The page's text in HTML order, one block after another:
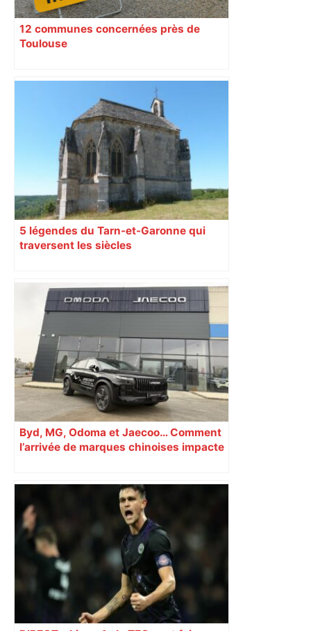
12 communes concernées près de
Toulouse
5 légendes du Tarn-et-Garonne qui
traversent les siècles
Byd, MG, Odoma et Jaecoo… Comment
l’arrivée de marques chinoises impacte